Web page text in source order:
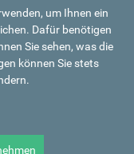
um Ihnen ein
Dafür benötigen
Sie sehen, was die
können Sie stets